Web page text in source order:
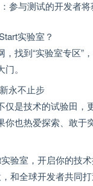
参与测试的开发者
实验室？
，找到“实验室专区”
。
永不止步
仅是技术的试验田
你也热爱探索、敢于
验室，开启你的技术
和全球开发者共同打